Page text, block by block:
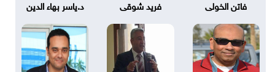
فاتن الخولى فريد شوقى د.ياسر بهاء الدين